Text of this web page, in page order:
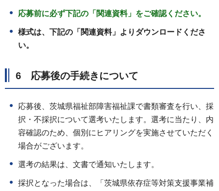
応募前に必ず下記の「関連資料」をご確認ください。
様式は、下記の「関連資料」よりダウンロードくださ
い。
6 応募後の手続きについて
応募後、茨城県福祉部障害福祉課で書類審査を行い、採
択・不採択について選考いたします。選考に当たり、内
容確認のため、個別にヒアリングを実施させていただく
場合がございます。
選考の結果は、文書で通知いたします。
採択となった場合は、「茨城県依存症等対策支援事業補